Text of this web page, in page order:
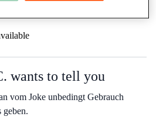
wants to tell you
vom Joke unbedingt Gebrauch
geben.